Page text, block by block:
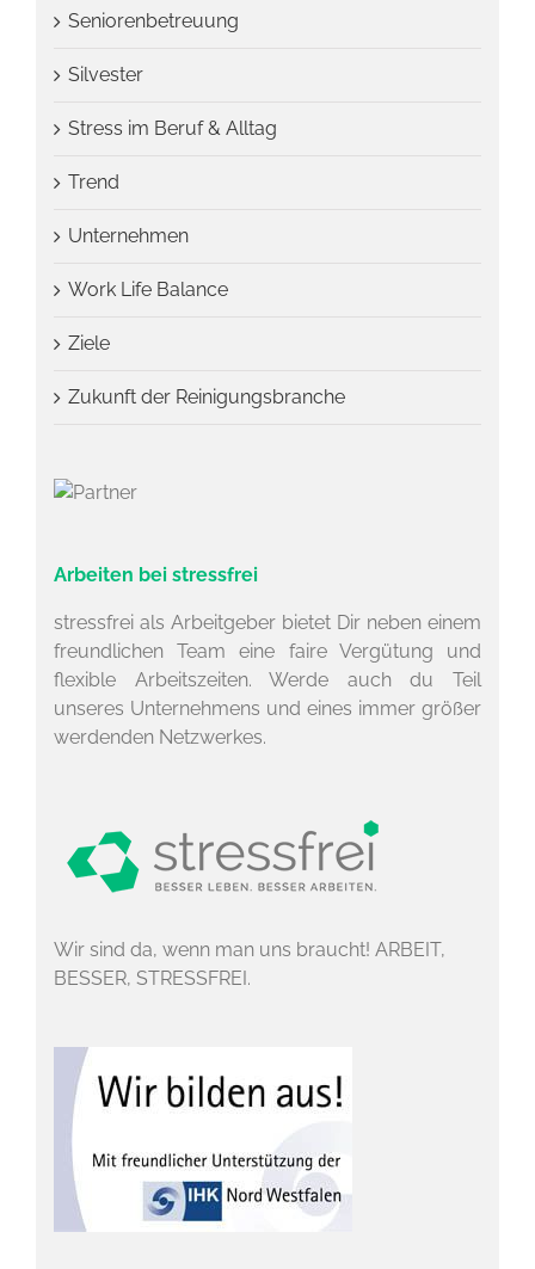
Seniorenbetreuung
Silvester
Stress im Beruf & Alltag
Trend
Unternehmen
Work Life Balance
Ziele
Zukunft der Reinigungsbranche
Arbeiten bei stressfrei
stressfrei als Arbeitgeber bietet Dir neben einem
freundlichen Team eine faire Vergütung und
flexible Arbeitszeiten. Werde auch du Teil
unseres Unternehmens und eines immer größer
werdenden Netzwerkes.
Wir sind da, wenn man uns braucht! ARBEIT,
BESSER, STRESSFREI.